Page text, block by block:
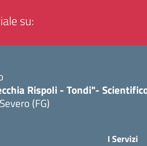
su:
Rispoli - Tondi"-
(FG)
I Servizi